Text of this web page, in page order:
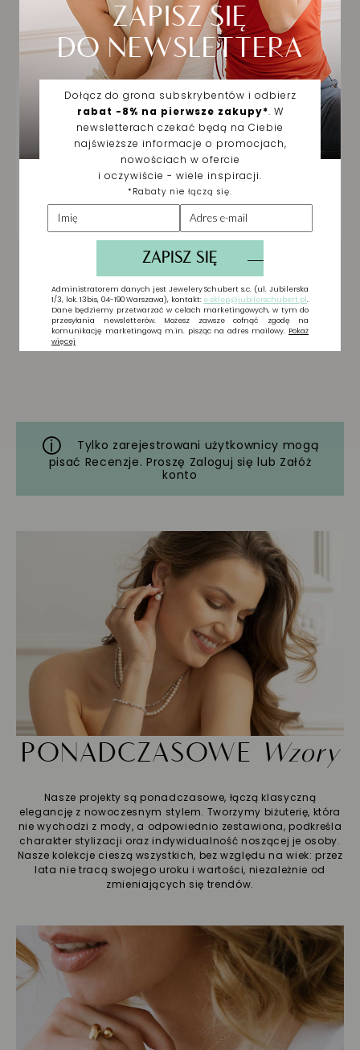
Biżuteria wybrana dla
Ciebie
Tylko zarejestrowani użytkownicy mogą
pisać Recenzje. Proszę Zaloguj się lub Załóż
konto
PONADCZASOWE Wzory
Nasze projekty są ponadczasowe, łączą klasyczną
elegancję z nowoczesnym stylem. Tworzymy biżuterię, która
nie wychodzi z mody, a odpowiednio zestawiona, podkreśla
charakter stylizacji oraz indywidualność noszącej je osoby.
Nasze kolekcje cieszą wszystkich, bez względu na wiek: przez
lata nie tracą swojego uroku i wartości, niezależnie od
zmieniających się trendów.